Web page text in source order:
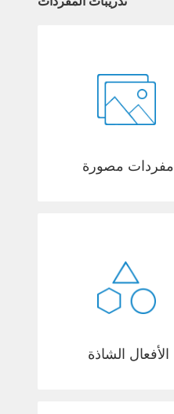
مفردات مصورة
الأفعال الشاذة